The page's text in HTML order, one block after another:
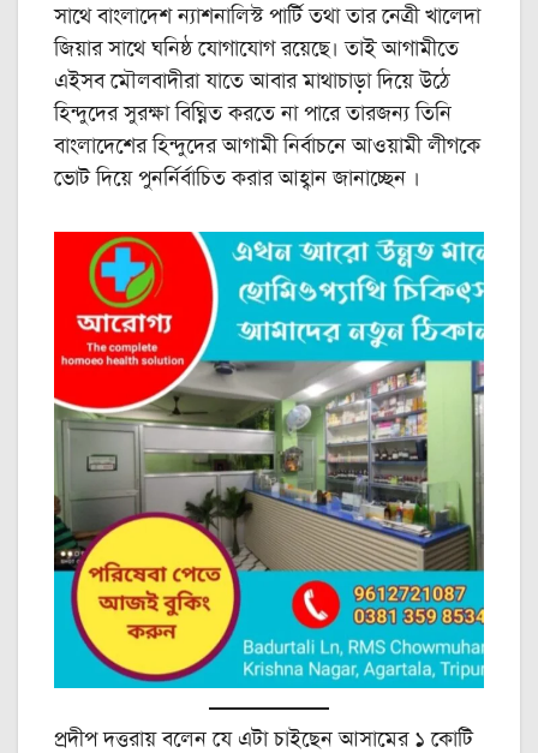
সাথে বাংলাদেশ ন্যাশনালিস্ট পার্টি তথা তার নেত্রী খালেদা
জিয়ার সাথে ঘনিষ্ঠ যোগাযোগ রয়েছে। তাই আগামীতে
এইসব মৌলবাদীরা যাতে আবার মাথাচাড়া দিয়ে উঠে
হিন্দুদের সুরক্ষা বিঘ্নিত করতে না পারে তারজন্য তিনি
বাংলাদেশের হিন্দুদের আগামী নির্বাচনে আওয়ামী লীগকে
ভোট দিয়ে পুনর্নির্বাচিত করার আহ্বান জানাচ্ছেন ।
প্রদীপ দত্তরায় বলেন যে এটা চাইছেন আসামের ১ কোটি